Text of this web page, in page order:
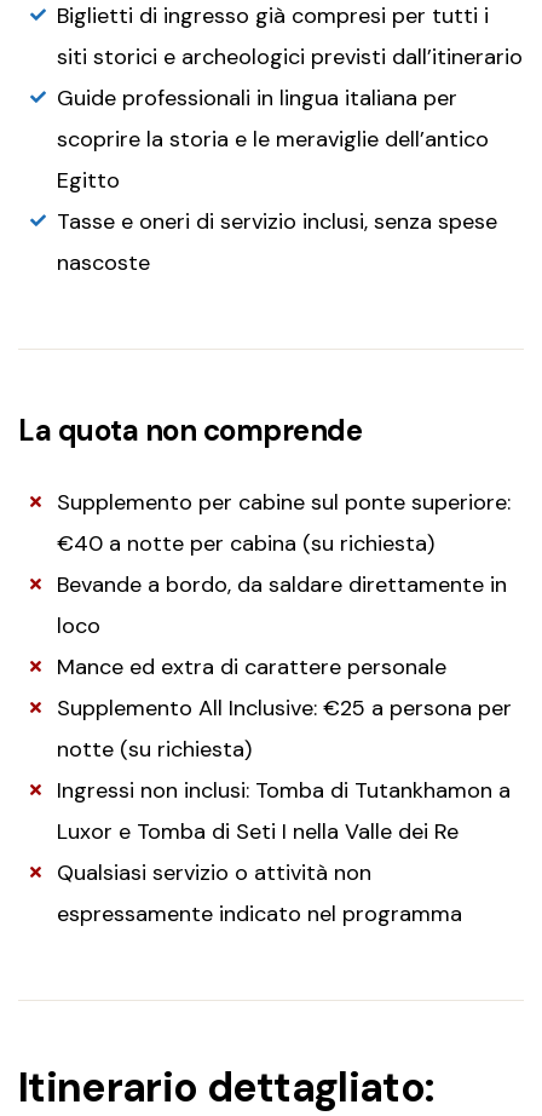
Biglietti di ingresso già compresi per tutti i
siti storici e archeologici previsti dall’itinerario
Guide professionali in lingua italiana per
scoprire la storia e le meraviglie dell’antico
Egitto
Tasse e oneri di servizio inclusi, senza spese
nascoste
La quota non comprende
Supplemento per cabine sul ponte superiore:
€40 a notte per cabina (su richiesta)
Bevande a bordo, da saldare direttamente in
loco
Mance ed extra di carattere personale
Supplemento All Inclusive: €25 a persona per
notte (su richiesta)
Ingressi non inclusi: Tomba di Tutankhamon a
Luxor e Tomba di Seti I nella Valle dei Re
Qualsiasi servizio o attività non
espressamente indicato nel programma
Itinerario dettagliato: